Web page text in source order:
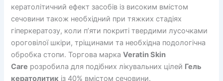
кератолітичний ефект засобів із високим вмістом
сечовини також необхідний при тяжких стадіях
гіперкератозу, коли п’яти покриті твердими лусочками
ороговілої шкіри, тріщинами та необхідна подологічна
обробка стопи. Торгова маркаVeratin Skin
Care розробила для подібних лікувальних цілей Гель
кератолитик із 40% вмістом сечовини.